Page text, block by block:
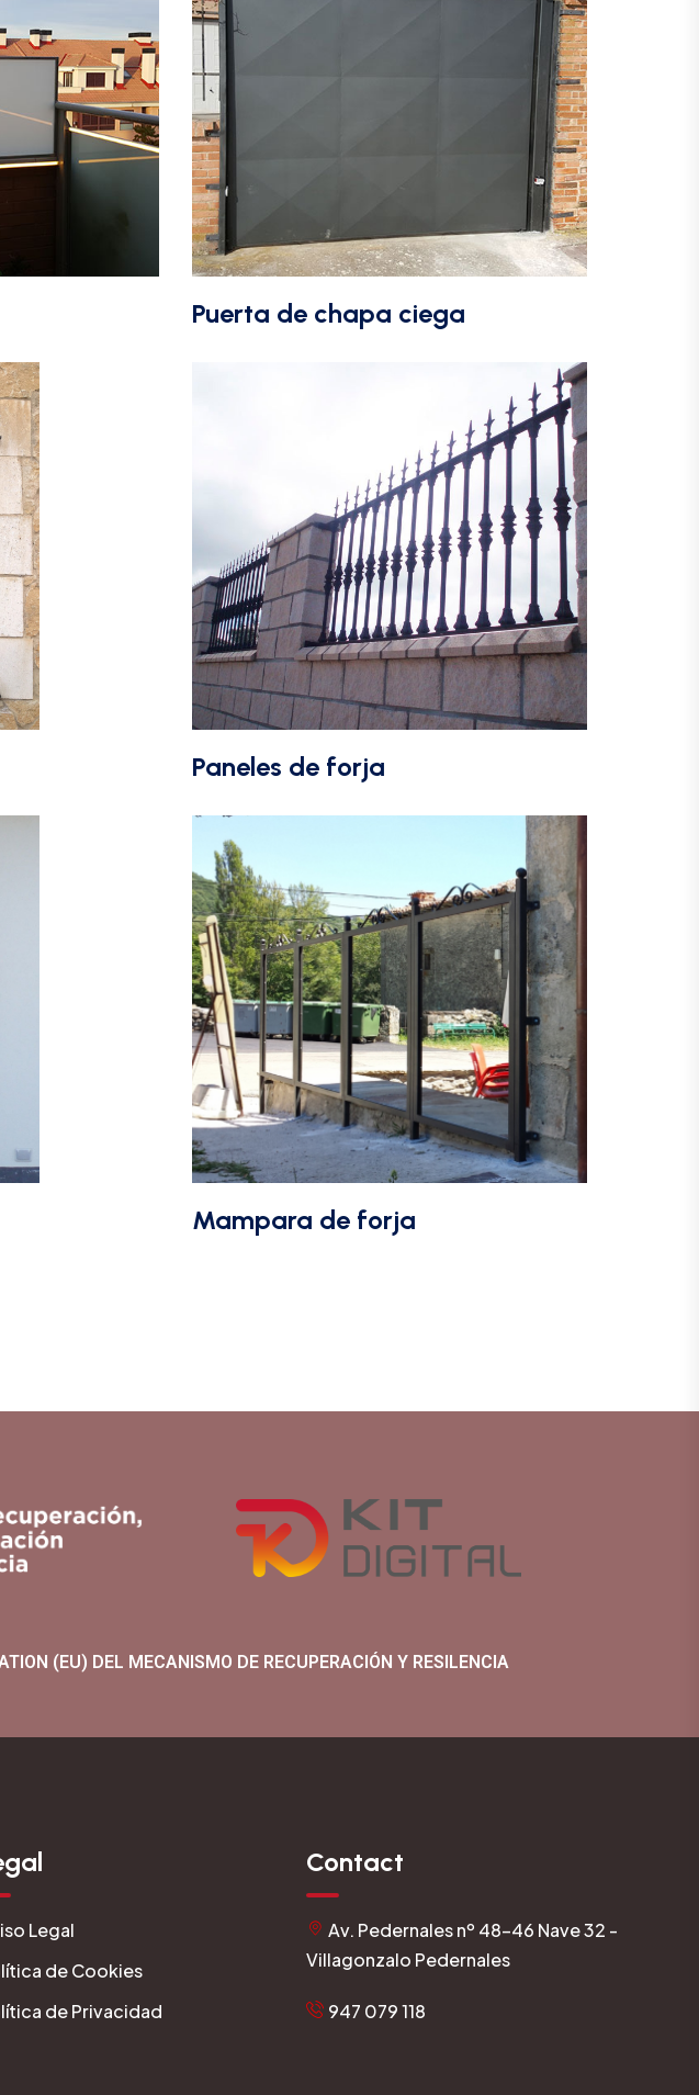
Puerta de chapa ciega
Paneles de forja
Mampara de forja
(EU) DEL MECANISMO DE RECUPERACIÓN Y RESILENCIA
Legal
de Cookies
de Privacidad
Contact
Av. Pedernales nº 48-46 Nave 32 -
Villagonzalo Pedernales
947 079 118